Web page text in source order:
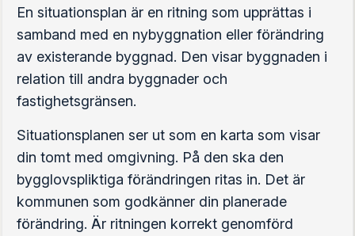
En situationsplan är en ritning som upprättas i
samband med en nybyggnation eller förändring
av existerande byggnad. Den visar byggnaden i
relation till andra byggnader och
fastighetsgränsen.
Situationsplanen ser ut som en karta som visar
din tomt med omgivning. På den ska den
bygglovspliktiga förändringen ritas in. Det är
kommunen som godkänner din planerade
förändring. Är ritningen korrekt genomförd